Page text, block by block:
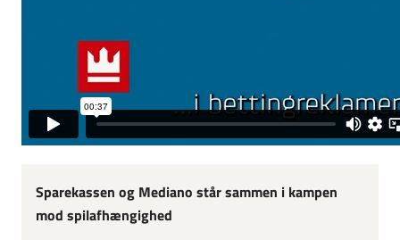
Sparekassen og Mediano står sammen i kampen
mod spilafhængighed